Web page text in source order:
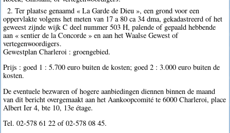
2. Ter plaatse genaamd « La Garde de Dieu », een grond voor een
oppervlakte volgens het meten van 17 a 80 ca 34 dma, gekadastreerd of het
geweest zijnde wijk C deel nummer 503 H, palende of gepaald hebbende
aan « sentier de la Concorde » en aan het Waalse Gewest of
vertegenwoordigers.
Gewestplan Charleroi : groengebied.
Prijs : goed 1 : 5.700 euro buiten de kosten; goed 2 : 3.000 euro buiten de
kosten.
De eventuele bezwaren of hogere aanbiedingen diennen binnen de maand
van dit bericht overgemaakt aan het Aankoopcomité te 6000 Charleroi, place
Albert Ier 4, bte 10, 13e étage.
Tel. 02-578 61 22 of 02-578 08 45.